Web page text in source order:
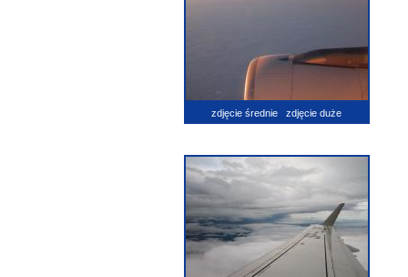
zdjęcie średnie zdjęcie duże